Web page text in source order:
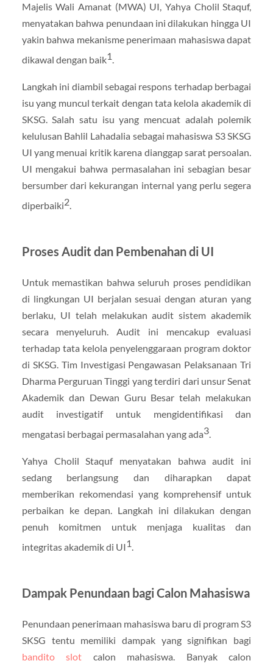
Majelis Wali Amanat (MWA) UI, Yahya Cholil Staquf,
menyatakan bahwa penundaan ini dilakukan hingga UI
yakin bahwa mekanisme penerimaan mahasiswa dapat
dikawal dengan baik1.
Langkah ini diambil sebagai respons terhadap berbagai
isu yang muncul terkait dengan tata kelola akademik di
SKSG. Salah satu isu yang mencuat adalah polemik
kelulusan Bahlil Lahadalia sebagai mahasiswa S3 SKSG
UI yang menuai kritik karena dianggap sarat persoalan.
UI mengakui bahwa permasalahan ini sebagian besar
bersumber dari kekurangan internal yang perlu segera
diperbaiki2.
Proses Audit dan Pembenahan di UI
Untuk memastikan bahwa seluruh proses pendidikan
di lingkungan UI berjalan sesuai dengan aturan yang
berlaku, UI telah melakukan audit sistem akademik
secara menyeluruh. Audit ini mencakup evaluasi
terhadap tata kelola penyelenggaraan program doktor
di SKSG. Tim Investigasi Pengawasan Pelaksanaan Tri
Dharma Perguruan Tinggi yang terdiri dari unsur Senat
Akademik dan Dewan Guru Besar telah melakukan
audit investigatif untuk mengidentifikasi dan
mengatasi berbagai permasalahan yang ada3.
Yahya Cholil Staquf menyatakan bahwa audit ini
sedang berlangsung dan diharapkan dapat
memberikan rekomendasi yang komprehensif untuk
perbaikan ke depan. Langkah ini dilakukan dengan
penuh komitmen untuk menjaga kualitas dan
integritas akademik di UI1.
Dampak Penundaan bagi Calon Mahasiswa
Penundaan penerimaan mahasiswa baru di program S3
SKSG tentu memiliki dampak yang signifikan bagi
bandito slot calon mahasiswa. Banyak calon